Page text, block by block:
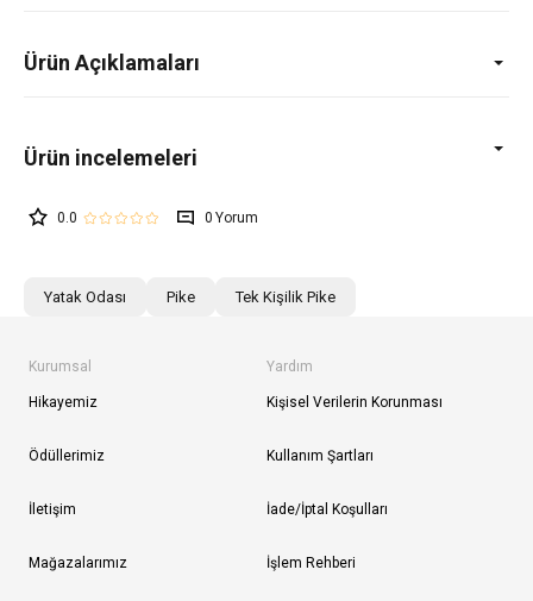
Ürün Açıklamaları
0.0 0
Yatak Odası Pike Tek Kişilik Pike
Kurumsal
Hikayemiz
Ödüllerimiz
İletişim
Mağazalarımız
Yardım
Kişisel Verilerin Korunması
Kullanım Şartları
İade/İptal Koşulları
İşlem Rehberi